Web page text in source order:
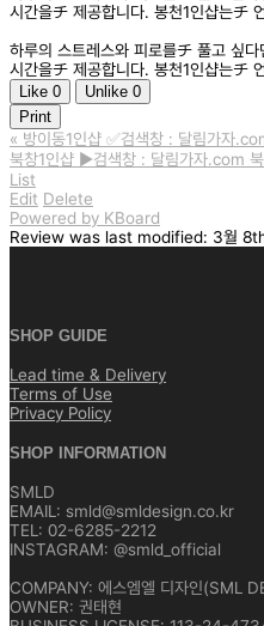
시간을チ 제공합니다. 봉천1인샵는チ
하루의 스트레스와 피로를チ 풀고 싶
시간을チ 제공합니다. 봉천1인샵는チ
Like 0 Unlike 0
Print
« 방이동1인샵 ✅검색창 : 달림가자
북창1인샵 ▶️검색창 : 달림가자.com
List
Edit Delete
Powered by KBoard
Review was last modified: 3월
SHOP GUIDE
Lead time & Delivery
Terms of Use
Privacy Policy
SHOP INFORMATION
SMLD
EMAIL: smld@smldesign.co.kr
TEL: 02-6285-2212
INSTAGRAM: @smld_official
COMPANY: 에스엠엘 디자인(SML
OWNER: 권태현